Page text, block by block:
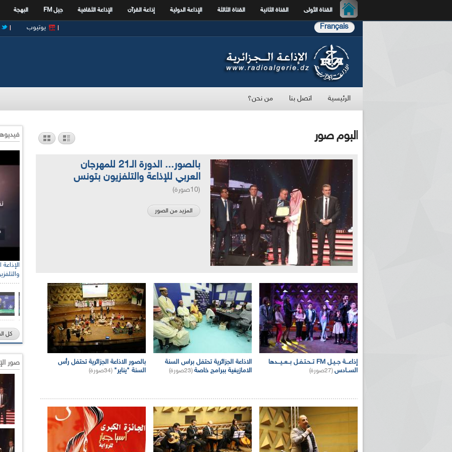
القناة الأولى القناة الثانية القناة الثالثة الإذاعة الدولية إذاعة القرآن الإذاعة الثقافية جيل FM البهجة
Français يوتيوب
الرئيسية اتصل بنا من نحن؟
البوم صور
بالصور... الدورة الـ21 للمهرجان
العربي للإذاعة والتلفزيون بتونس
(10صورة)
المزيد من الصور
إذاعـــة جــيـل FM تــحـتـفـل بــعــيـــدها
الســادس (27صورة)
الاذاعة الجزائرية تحتفل براس السنة
الامازيغية ببرامج خاصة (23صورة)
بالصور الاذاعة الجزائرية تحتفل رأس
السنة "يناير" (34صورة)
الصفحات
كل
صور